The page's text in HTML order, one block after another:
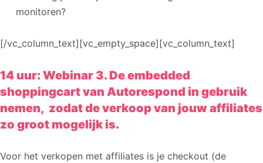
monitoren?
[/vc_column_text][vc_empty_space][vc_column_text]
14 uur: Webinar 3. De embedded
shoppingcart van Autorespond in gebruik
nemen, zodat de verkoop van jouw affiliates
zo groot mogelijk is.
Voor het verkopen met affiliates is je checkout (de